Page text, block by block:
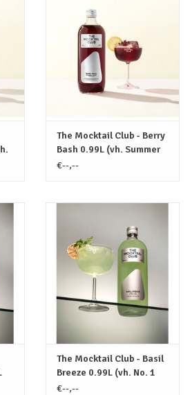
The Mocktail Club - Berry
Bash 0.99L (vh. Summer
Berry & Chamomile)
€--,--
The Mocktail Club - Basil
Breeze 0.99L (vh. No. 1
Basil & Elderflower)
€--,--